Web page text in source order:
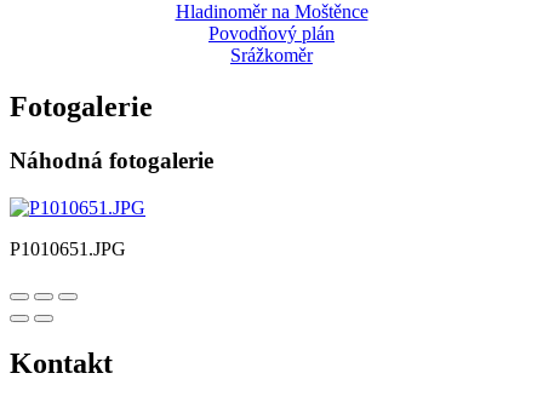
Hladinoměr na Moštěnce
Povodňový plán
Srážkoměr
Fotogalerie
Náhodná fotogalerie
P1010651.JPG
Kontakt